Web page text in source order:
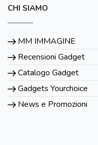
CHI SIAMO
MM IMMAGINE
Recensioni Gadget
Catalogo Gadget
Gadgets Yourchoice
News e Promozioni